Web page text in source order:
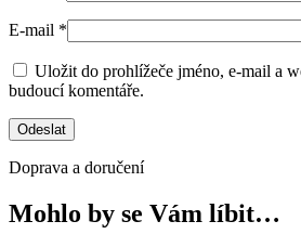
E-mail *
Uložit do prohlížeče jméno, e-mail a
budoucí komentáře.
Doprava a doručení
Mohlo by se Vám líbit…